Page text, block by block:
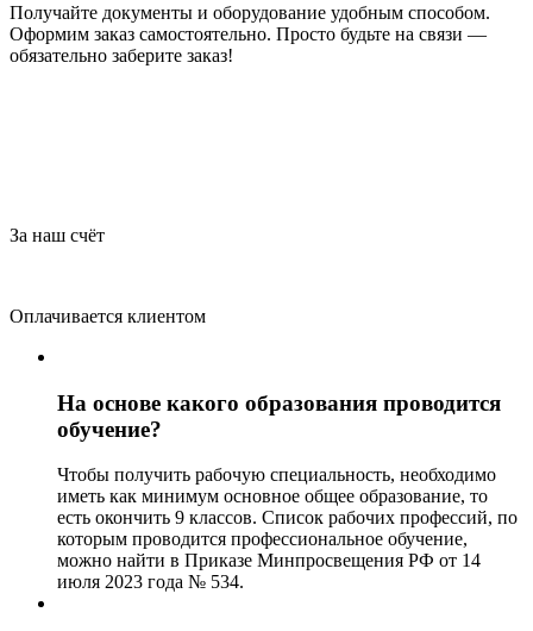
Получайте документы и оборудование удобным способом.
Оформим заказ самостоятельно. Просто будьте на связи —
обязательно заберите заказ!
За наш счёт
Оплачивается клиентом
На основе какого образования проводится
обучение?
Чтобы получить рабочую специальность, необходимо
иметь как минимум основное общее образование, то
есть окончить 9 классов. Список рабочих профессий, по
которым проводится профессиональное обучение,
можно найти в Приказе Минпросвещения РФ от 14
июля 2023 года № 534.